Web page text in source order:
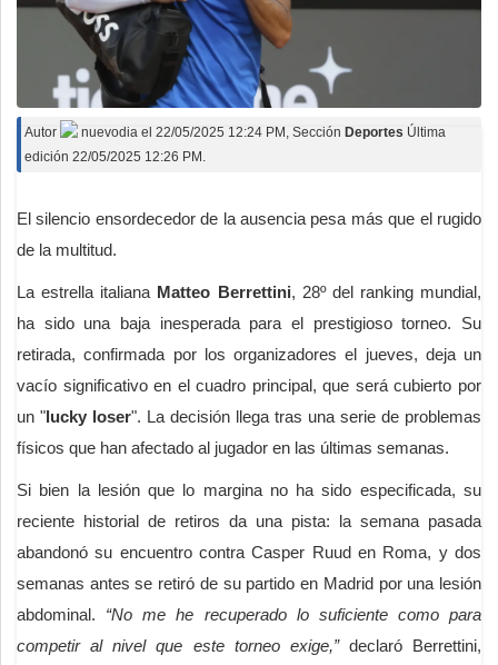
Autor nuevodia el 22/05/2025 12:24 PM , Sección Deportes Última
edición 22/05/2025 12:26 PM.
El silencio ensordecedor de la ausencia pesa más que el rugido
de la multitud.
La estrella italiana Matteo Berrettini, 28º del ranking mundial,
ha sido una baja inesperada para el prestigioso torneo. Su
retirada, confirmada por los organizadores el jueves, deja un
vacío significativo en el cuadro principal, que será cubierto por
un "lucky loser". La decisión llega tras una serie de problemas
físicos que han afectado al jugador en las últimas semanas.
Si bien la lesión que lo margina no ha sido especificada, su
reciente historial de retiros da una pista: la semana pasada
abandonó su encuentro contra Casper Ruud en Roma, y dos
semanas antes se retiró de su partido en Madrid por una lesión
abdominal. “No me he recuperado lo suficiente como para
competir al nivel que este torneo exige,”declaró Berrettini,